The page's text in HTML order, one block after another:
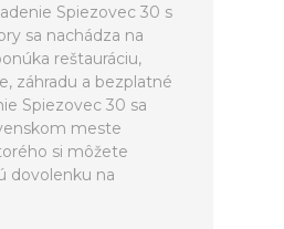
Spiezovec 30 s
sa nachádza na
reštauráciu,
záhradu a bezplatné
Spiezovec 30 sa
meste
si môžete
dovolenku na